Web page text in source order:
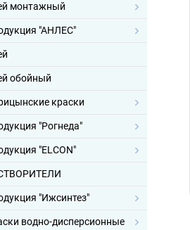
монтажный
"АНЛЕС"
обойный
краски
"Рогнеда"
"ELCON"
"Ижсинтез"
водно-дисперсионные